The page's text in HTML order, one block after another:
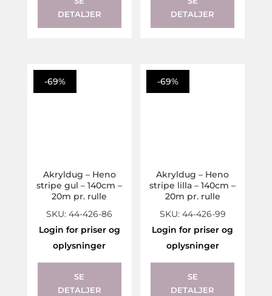
DETALJER
DETALJER
-69%
Akryldug – Heno
stripe gul – 140cm –
20m pr. rulle
SKU: 44-426-86
Login for priser og
oplysninger
SE
DETALJER
-69%
Akryldug – Heno
stripe lilla – 140cm –
20m pr. rulle
SKU: 44-426-99
Login for priser og
oplysninger
SE
DETALJER